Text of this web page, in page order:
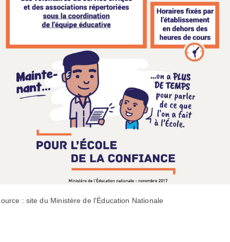
: site du Ministère de l'Éducation Nationale